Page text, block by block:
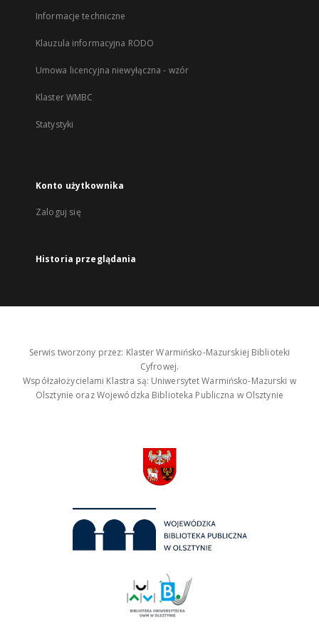
Informacje techniczne
Klauzula informacyjna RODO
Umowa licencyjna niewyłączna - wzór
Klaster WMBC
Statystyki
Konto użytkownika
Zaloguj się
Historia przeglądania
Serwis tworzony przez: Klaster Warmińsko-Mazurskiej Biblioteki
Cyfrowej.
Współzałożycielami Klastra są: Uniwersytet Warmińsko-Mazurski w
Olsztynie oraz Wojewódzka Biblioteka Publiczna w Olsztynie